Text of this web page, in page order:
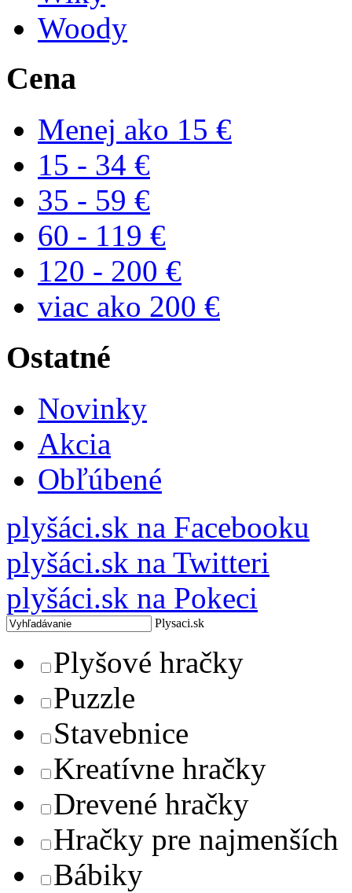
Woody
Cena
Menej ako 15 €
15 - 34 €
35 - 59 €
60 - 119 €
120 - 200 €
viac ako 200 €
Ostatné
Novinky
Akcia
Obľúbené
plyšáci.sk na Facebooku
plyšáci.sk na Twitteri
plyšáci.sk na Pokeci
Plysaci.sk
Plyšové hračky
Puzzle
Stavebnice
Kreatívne hračky
Drevené hračky
Hračky pre najmenších
Bábiky